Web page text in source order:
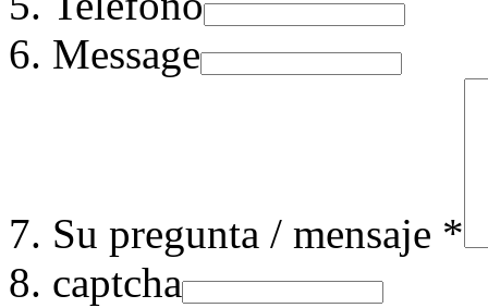
Message
Su pregunta / mensaje *
captcha